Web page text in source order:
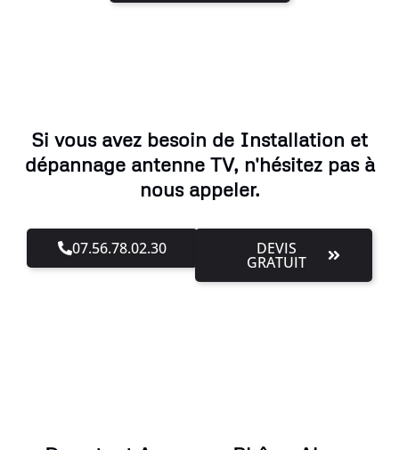
Si vous avez besoin de Installation et
dépannage antenne TV, n'hésitez pas à
nous appeler.
07.56.78.02.30 DEVIS
GRATUIT